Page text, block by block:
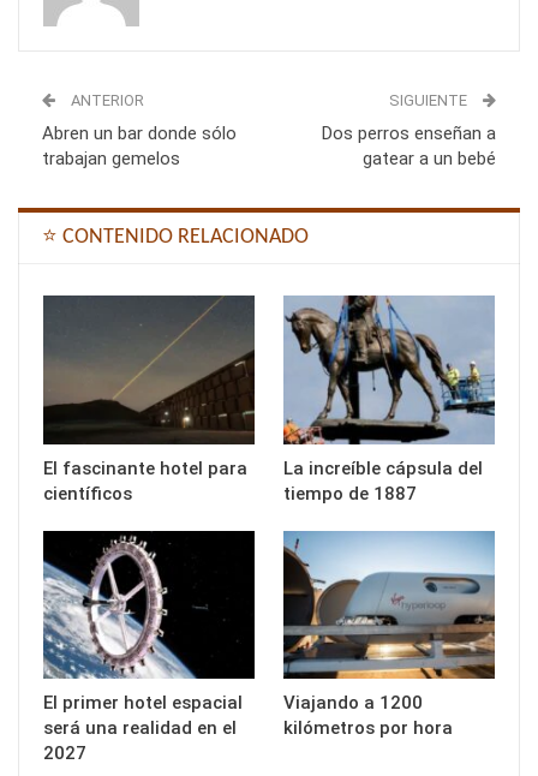
ANTERIOR
Abren un bar donde sólo
trabajan gemelos
SIGUIENTE
Dos perros enseñan a
gatear a un bebé
⭐ CONTENIDO RELACIONADO
El fascinante hotel para
científicos
La increíble cápsula del
tiempo de 1887
El primer hotel espacial
será una realidad en el
2027
Viajando a 1200
kilómetros por hora